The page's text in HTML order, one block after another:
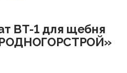
ВТ-1 для щебня